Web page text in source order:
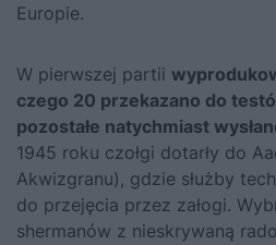
Europie.
W pierwszej partii
czego 20 przekazano do
pozostałe natychmiast
1945 roku czołgi dotarły do
Akwizgranu), gdzie służby
do przejęcia przez załogi.
shermanów z nieskrywaną